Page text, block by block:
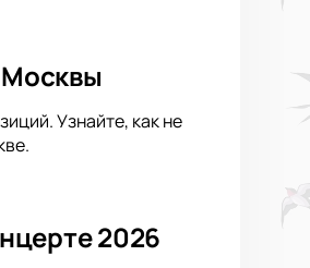
Москвы
Узнайте, как не
2026